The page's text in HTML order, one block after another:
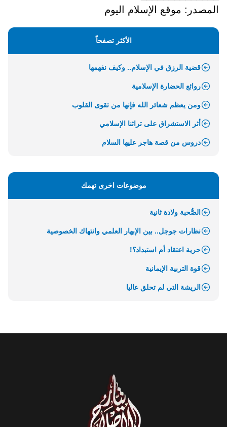
المصدر: موقع الإسلام اليوم
الأكثر تصفحاً
قضية الرزق في الإسلام.. وكيف نفهمها
روائع الحضارة الإسلامية
ومن يعظم شعائر الله فإنها من تقوى القلوب
أثر الاستشراق على تراثنا الإسلامي
دروس من قصة هاجر عليها السلام
موضوعات اخرى تهمك
الصُّحبة ولادة ثانية
نظارات جوجل.. بين الإبهار العلمي وانتهاك الخصوصية
حرية اعتقاد أم استبداد؟!
قوة التربية الإيمانية
الريشة التي لم تحلق عاليا